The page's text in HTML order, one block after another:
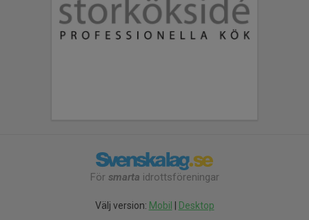
För smarta idrottsföreningar
Välj version: Mobil Desktop